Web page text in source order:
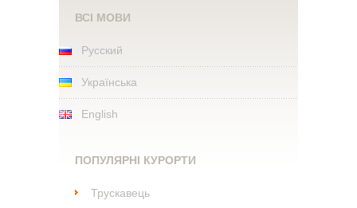
ВСІ МОВИ
Русский
Українська
English
ПОПУЛЯРНІ КУРОРТИ
Трускавець